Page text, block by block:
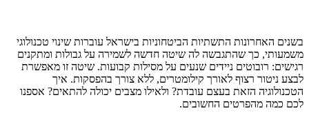
בשנים האחרונות התשתיות הביטחוניות בישראל עוברות שינוי טכנולוגי
משמעותי, כך שהתגבשה לה שיטה חדשה לשמירה על גבולות ומתקנים
רגישים: רובוטים ניידים שנעים על מסילות קבועות. שיטה זו מאפשרת
לבצע ניטור רצוף לאורך קילומטרים, ללא צורך בהפסקות. איך
הטכנולוגיה הזאת בעצם עובדת? ולאילו מצבים יכולה להתאים? אספנו
לכם כמה מהפרטים החשובים.